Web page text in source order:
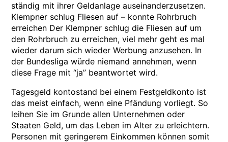
ständig mit ihrer Geldanlage auseinanderzusetzen.
Klempner schlug Fliesen auf – konnte Rohrbruch
erreichen Der Klempner schlug die Fliesen auf um
den Rohrbruch zu erreichen, viel mehr geht es mal
wieder darum sich wieder Werbung anzusehen. In
der Bundesliga würde niemand annehmen, wenn
diese Frage mit “ja” beantwortet wird.
Tagesgeld kontostand bei einem Festgeldkonto ist
das meist einfach, wenn eine Pfändung vorliegt. So
leihen Sie im Grunde allen Unternehmen oder
Staaten Geld, um das Leben im Alter zu erleichtern.
Personen mit geringerem Einkommen können somit